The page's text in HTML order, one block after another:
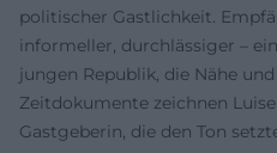
politischer Gastlichkeit.
informeller, durchlässiger –
jungen Republik, die Nähe
Zeitdokumente zeichnen
Gastgeberin, die den Ton